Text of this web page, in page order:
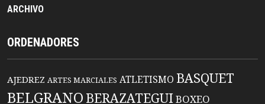
ARCHIVO
ORDENADORES
AJEDREZ ARTES MARCIALES ATLETISMO BASQUET
BELGRANO BERAZATEGUIBOXEO